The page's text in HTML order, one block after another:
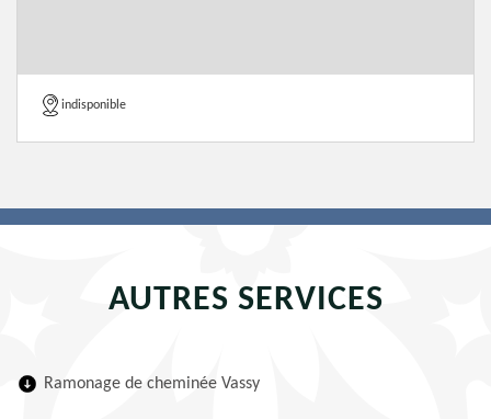
indisponible
AUTRES SERVICES
Ramonage de cheminée Vassy